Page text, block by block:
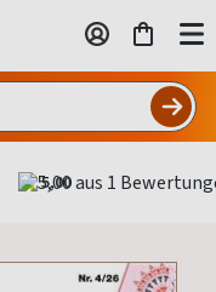
5,00